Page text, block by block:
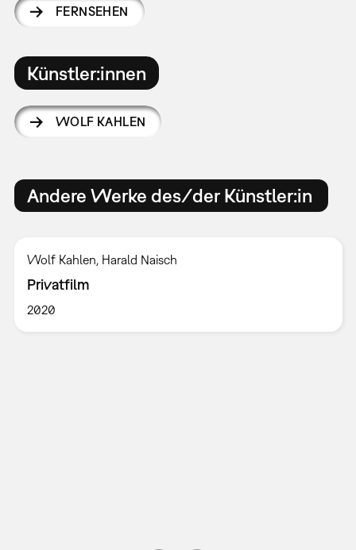
FERNSEHEN
Künstler:innen
WOLF KAHLEN
Andere Werke des/der Künstler:in
Wolf Kahlen, Harald Naisch
Privatfilm
2020